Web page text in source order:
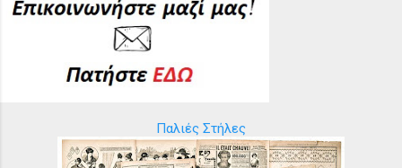
Παλιές Στήλες